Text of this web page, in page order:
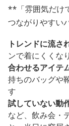
**「雰囲気だけ
つながりやすい
トレンドに流さ
ンで着にくくな
合わせるアイテ
持ちのバッグや
す
試していない動
など、飲み会・